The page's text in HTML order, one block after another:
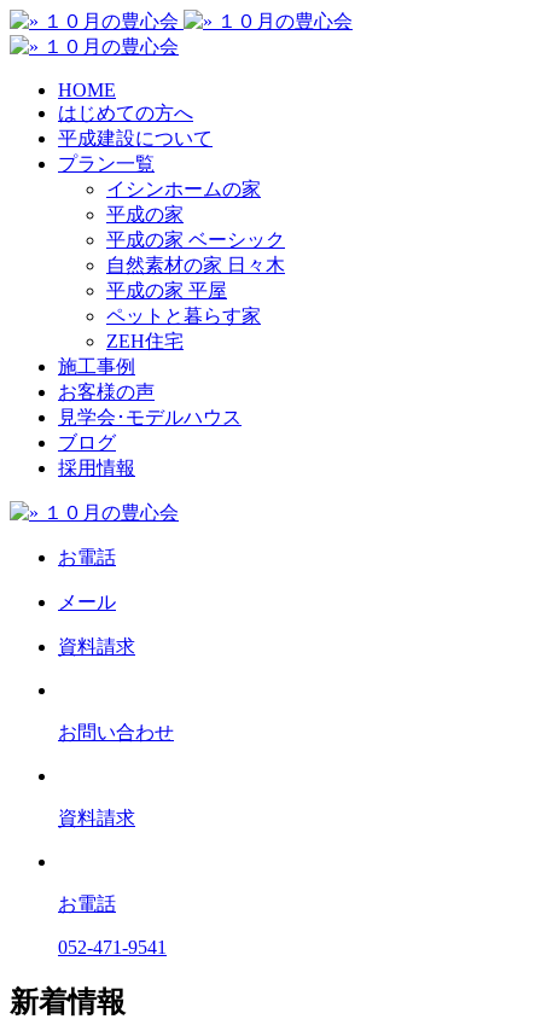
HOME
はじめての方へ
平成建設について
プラン一覧
イシンホームの家
平成の家
平成の家 ベーシック
自然素材の家 日々木
平成の家 平屋
ペットと暮らす家
ZEH住宅
施工事例
お客様の声
見学会･モデルハウス
ブログ
採用情報
お電話
メール
資料請求
お問い合わせ
資料請求
お電話
052-471-9541
新着情報